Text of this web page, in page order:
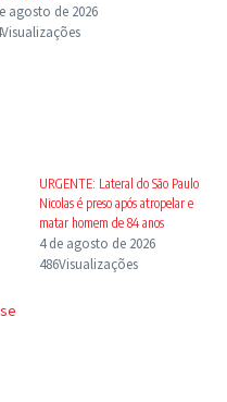
agosto de 2026
URGENTE: Lateral do São Paulo
Nicolas é preso após atropelar e
matar homem de 84 anos
4 de agosto de 2026
486Visualizações